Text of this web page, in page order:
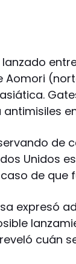
Aomori
de
Unidos
de que
expresó
cuán